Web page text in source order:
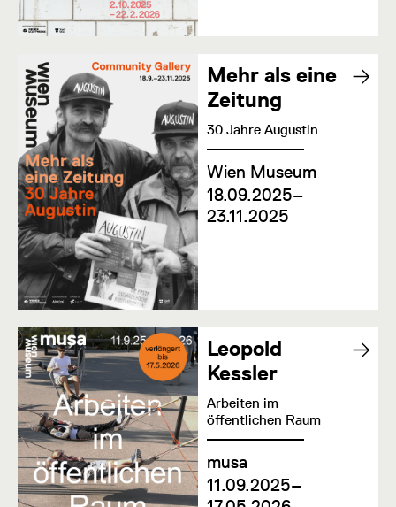
Mehr als eine
Zeitung
30 Jahre Augustin
Wien Museum
18.09.2025–
23.11.2025
Leopold
Kessler
Arbeiten im
öffentlichen Raum
musa
11.09.2025–